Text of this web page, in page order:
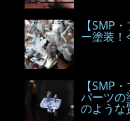
【SMP
ー塗装！
【SMP
パーツの
のような